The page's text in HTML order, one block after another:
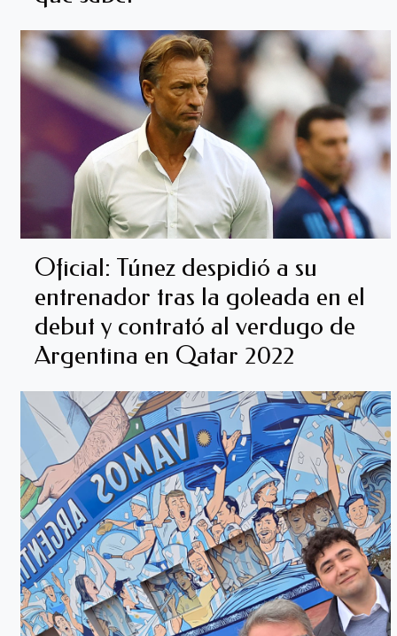
Oficial: Túnez despidió a su
entrenador tras la goleada en el
debut y contrató al verdugo de
Argentina en Qatar 2022